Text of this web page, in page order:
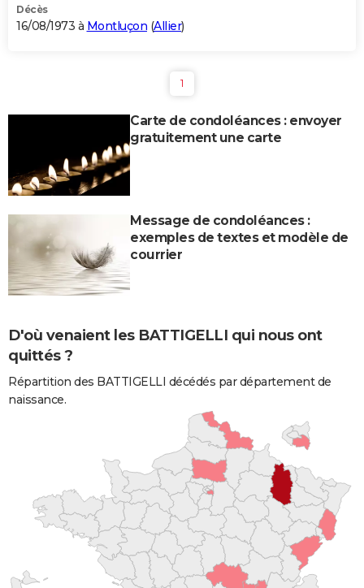
Décès
16/08/1973 à Montluçon (Allier)
1
Carte de condoléances : envoyer
gratuitement une carte
Message de condoléances :
exemples de textes et modèle de
courrier
D'où venaient les BATTIGELLI qui nous ont
quittés ?
Répartition des BATTIGELLI décédés par département de
naissance.